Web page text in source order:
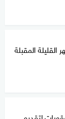
القليلة المقبلة